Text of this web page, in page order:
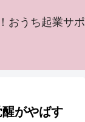
おうち起業サポ
がやばす